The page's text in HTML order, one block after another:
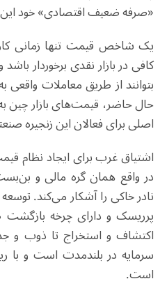
«صرفه ضعیف اقتصادی» خود
یک شاخص قیمت تنها زمانی
کافی در بازار نقدی برخوردار
بتوانند از طریق معاملات
حال حاضر، قیمت‌های بازار چین
اصلی برای فعالان این زنجیره
اشتیاق غرب برای ایجاد نظام
در واقع همان گره مالی و
نادر خاکی را آشکار می‌کند.
پرریسک و دارای چرخه
اکتشاف و استخراج تا ذوب و
سرمایه در بلندمدت است و با
است.